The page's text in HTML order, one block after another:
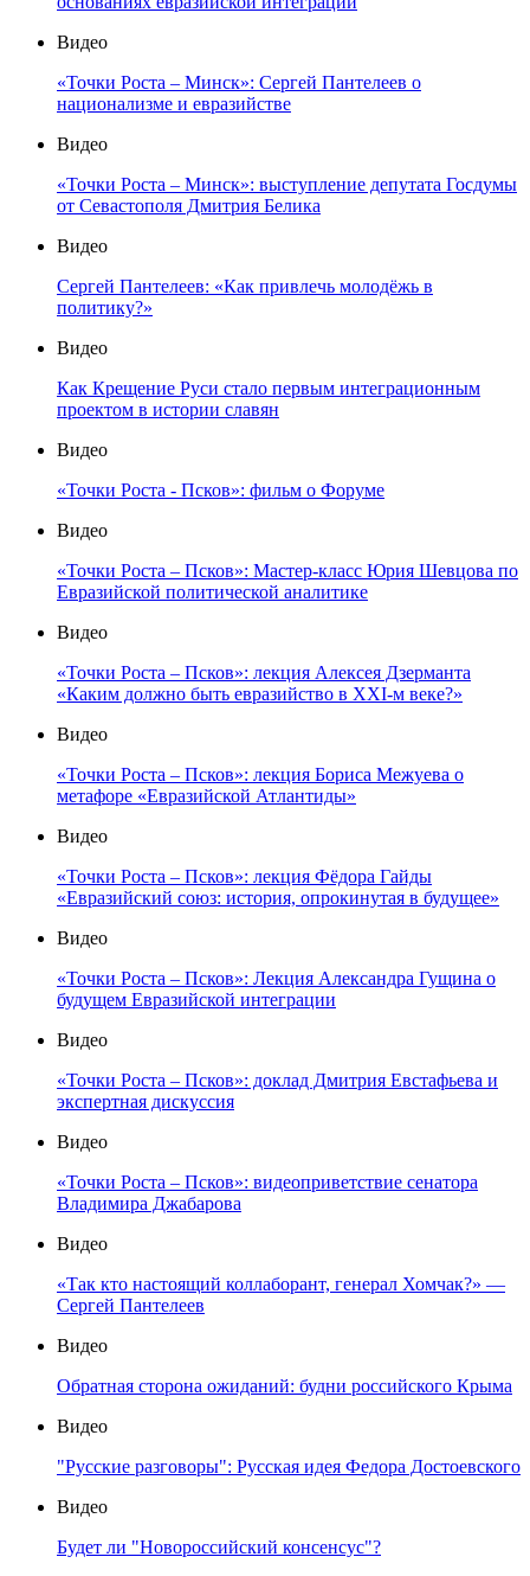
Видео
«Точки Роста – Минск»: Сергей Пантелеев о
национализме и евразийстве
Видео
«Точки Роста – Минск»: выступление депутата Госдумы
от Севастополя Дмитрия Белика
Видео
Сергей Пантелеев: «Как привлечь молодёжь в
политику?»
Видео
Как Крещение Руси стало первым интеграционным
проектом в истории славян
Видео
«Точки Роста - Псков»: фильм о Форуме
Видео
«Точки Роста – Псков»: Мастер-класс Юрия Шевцова по
Евразийской политической аналитике
Видео
«Точки Роста – Псков»: лекция Алексея Дзерманта
«Каким должно быть евразийство в XXI-м веке?»
Видео
«Точки Роста – Псков»: лекция Бориса Межуева о
метафоре «Евразийской Атлантиды»
Видео
«Точки Роста – Псков»: лекция Фёдора Гайды
«Евразийский союз: история, опрокинутая в будущее»
Видео
«Точки Роста – Псков»: Лекция Александра Гущина о
будущем Евразийской интеграции
Видео
«Точки Роста – Псков»: доклад Дмитрия Евстафьева и
экспертная дискуссия
Видео
«Точки Роста – Псков»: видеоприветствие сенатора
Владимира Джабарова
Видео
«Так кто настоящий коллаборант, генерал Хомчак?» —
Сергей Пантелеев
Видео
Обратная сторона ожиданий: будни российского Крыма
Видео
"Русские разговоры": Русская идея Федора Достоевского
Видео
Будет ли "Новороссийский консенсус"?